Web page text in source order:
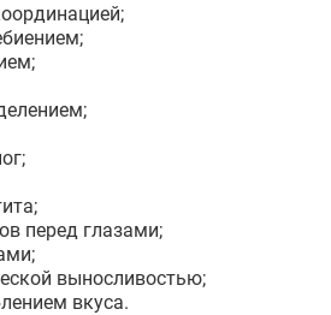
перед глазами;
выносливостью;
вкуса.